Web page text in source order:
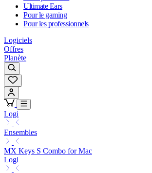
Ultimate Ears
Pour le gaming
Pour les professionnels
Logiciels
Offres
Planète
Logi
Ensembles
MX Keys S Combo for Mac
Logi